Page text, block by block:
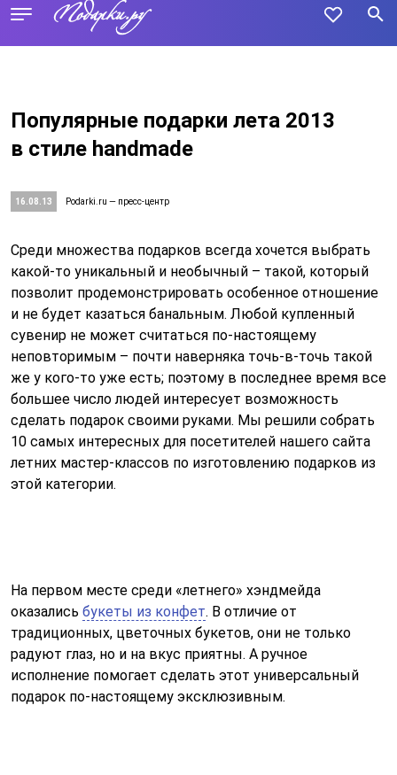
Популярные подарки лета 2013
в стиле handmade
16.08.13 Podarki.ru — пресс-центр
Среди множества подарков всегда хочется выбрать
какой-то уникальный и необычный – такой, который
позволит продемонстрировать особенное отношение
и не будет казаться банальным. Любой купленный
сувенир не может считаться по-настоящему
неповторимым – почти наверняка точь-в-точь такой
же у кого-то уже есть; поэтому в последнее время все
большее число людей интересует возможность
сделать подарок своими руками. Мы решили собрать
10 самых интересных для посетителей нашего сайта
летних мастер-классов по изготовлению подарков из
этой категории.
На первом месте среди «летнего» хэндмейда
оказались букеты из конфет. В отличие от
традиционных, цветочных букетов, они не только
радуют глаз, но и на вкус приятны. А ручное
исполнение помогает сделать этот универсальный
подарок по-настоящему эксклюзивным.